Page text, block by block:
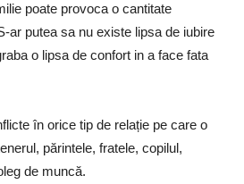
poate provoca o cantitate
ar putea sa nu existe lipsa de iubire
o lipsa de confort in a face fata
în orice tip de relație pe care o
părintele, fratele, copilul,
de muncă.